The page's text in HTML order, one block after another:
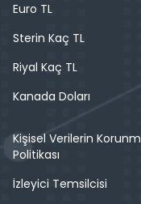
Euro TL
Sterin Kaç TL
Riyal Kaç TL
Kanada Doları
Kişisel Verilerin
Politikası
İzleyici Temsilcisi